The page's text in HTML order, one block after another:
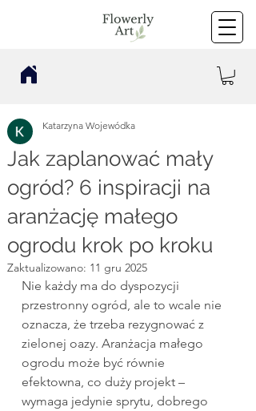
Jak zaplanować mały
ogród? 6 inspiracji na
aranżację małego
ogrodu krok po kroku
Katarzyna Wojewódka
Zaktualizowano: 11 gru 2025
Nie każdy ma do dyspozycji
przestronny ogród, ale to wcale nie
oznacza, że trzeba rezygnować z
zielonej oazy. Aranżacja małego
ogrodu może być równie
efektowna, co duży projekt –
wymaga jedynie sprytu, dobrego